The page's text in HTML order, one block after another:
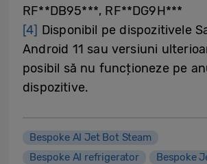
RF**DB95***, RF**DG9H***
[4] Disponibil pe dispozitivele
Android 11 sau versiuni
posibil să nu funcționeze pe
dispozitive.
Bespoke AI Jet Bot Steam
Bespoke AI refrigerator
Bespoke